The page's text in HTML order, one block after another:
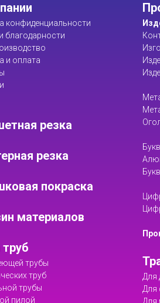
конфиденциальности
благодарности
и оплата
резка
резка
покраска
материалов
трубы
труб
трубы
пилой
Для
Для